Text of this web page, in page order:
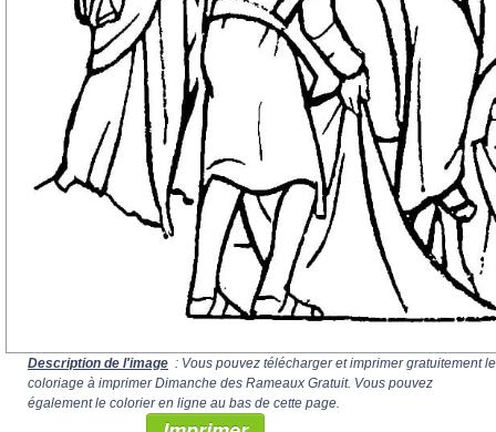
Description de l'image : Vous pouvez télécharger et imprimer gratuitement le
coloriage à imprimer Dimanche des Rameaux Gratuit. Vous pouvez
également le colorier en ligne au bas de cette page.